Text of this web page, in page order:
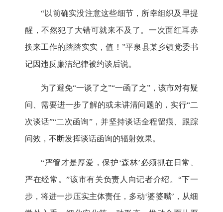
“以前确实没注意这些细节，所幸组织及早提
醒，不然犯了大错可就来不及了。一次面红耳赤
换来工作的踏踏实实，值！ ”平泉县某乡镇党委书
记因违反廉洁纪律被约谈后说。
为了避免“一谈了之”“一函了之” ，该市对有疑
问、需要进一步了解的或未讲清问题的，实行“二
次谈话”“二次函询”，并坚持谈话全程留痕、跟踪
问效，不断发挥谈话函询的辐射效果。
“严管才是厚爱，保护‘森林’必须抓在日常、
严在经常。”该市有关负责人向记者介绍。 “下一
步，将进一步压实主体责任，多动‘婆婆嘴’ ，从细